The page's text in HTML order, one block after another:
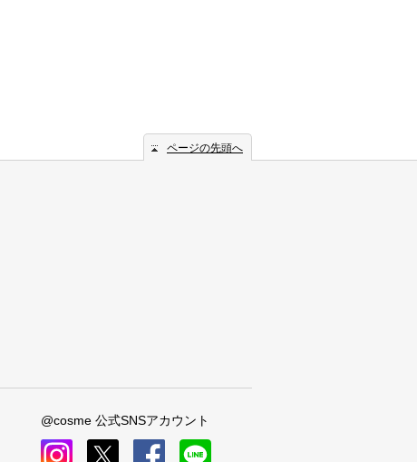
ページの先頭へ
@cosme 公式SNSアカウント